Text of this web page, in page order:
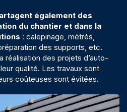
également des
du chantier et dans la
: calepinage, métrés,
des supports, etc.
réalisation des projets d’auto-
qualité. Les travaux sont
coûteuses sont évitées.